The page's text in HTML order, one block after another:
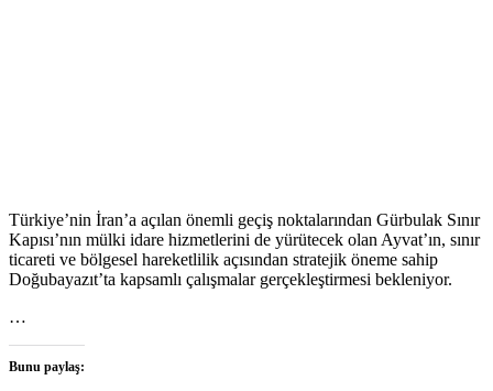
Türkiye’nin İran’a açılan önemli geçiş noktalarından Gürbulak Sınır
Kapısı’nın mülki idare hizmetlerini de yürütecek olan Ayvat’ın, sınır
ticareti ve bölgesel hareketlilik açısından stratejik öneme sahip
Doğubayazıt’ta kapsamlı çalışmalar gerçekleştirmesi bekleniyor.
…
Bunu paylaş: